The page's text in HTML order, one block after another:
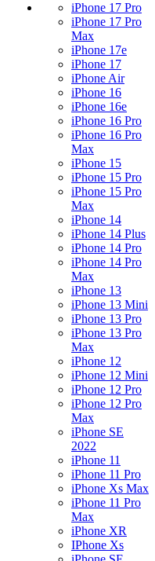
iPhone 17 Pro
iPhone 17 Pro
Max
iPhone 17e
iPhone 17
iPhone Air
iPhone 16
iPhone 16e
iPhone 16 Pro
iPhone 16 Pro
Max
iPhone 15
iPhone 15 Pro
iPhone 15 Pro
Max
iPhone 14
iPhone 14 Plus
iPhone 14 Pro
iPhone 14 Pro
Max
iPhone 13
iPhone 13 Mini
iPhone 13 Pro
iPhone 13 Pro
Max
iPhone 12
iPhone 12 Mini
iPhone 12 Pro
iPhone 12 Pro
Max
iPhone SE
2022
iPhone 11
iPhone 11 Pro
iPhone Xs Max
iPhone 11 Pro
Max
iPhone XR
IPhone Xs